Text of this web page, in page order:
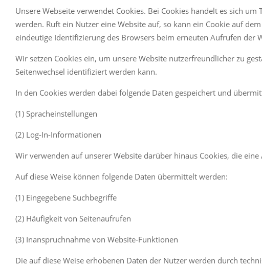
Unsere Webseite verwendet Cookies. Bei Cookies handelt es sich
werden. Ruft ein Nutzer eine Website auf, so kann ein Cookie auf
eindeutige Identifizierung des Browsers beim erneuten Aufrufen der
Wir setzen Cookies ein, um unsere Website nutzerfreundlicher zu
Seitenwechsel identifiziert werden kann.
In den Cookies werden dabei folgende Daten gespeichert und
(1) Spracheinstellungen
(2) Log-In-Informationen
Wir verwenden auf unserer Website darüber hinaus Cookies, die
Auf diese Weise können folgende Daten übermittelt werden:
(1) Eingegebene Suchbegriffe
(2) Häufigkeit von Seitenaufrufen
(3) Inanspruchnahme von Website-Funktionen
Die auf diese Weise erhobenen Daten der Nutzer werden durch